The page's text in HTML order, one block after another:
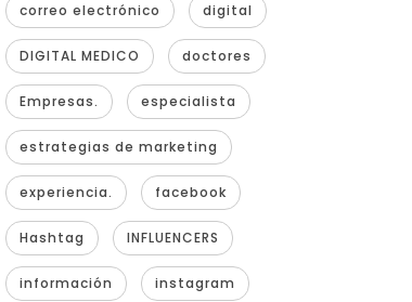
correo electrónico digital
DIGITAL MEDICO doctores
Empresas. especialista
estrategias de marketing
experiencia. facebook
Hashtag INFLUENCERS
información instagram